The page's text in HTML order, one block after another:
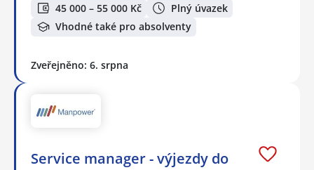
45 000 – 55 000 Kč
Plný úvazek
Vhodné také pro absolventy
Zveřejněno: 6. srpna
Service manager - výjezdy do